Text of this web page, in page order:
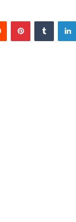
لينكدإن بينتيريست